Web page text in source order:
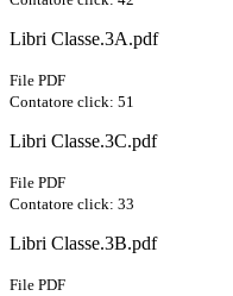
Libri Classe.3A.pdf
File PDF
Contatore click: 51
Libri Classe.3C.pdf
File PDF
Contatore click: 33
Libri Classe.3B.pdf
File PDF